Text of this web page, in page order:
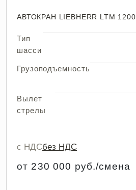
АВТОКРАН LIEBHERR LTM 1200
Тип
шасси
Грузоподъемность
Вылет
стрелы
с НДСбез НДС
от 230 000 руб./смена